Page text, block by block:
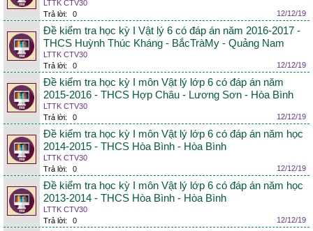
LTTK CTV30
Trả lời:
0 12/12/19
Đề kiểm tra học kỳ I Vật lý 6 có đáp án năm 2016-2017 -
THCS Huỳnh Thúc Kháng - BắcTràMy - Quảng Nam
LTTK CTV30
Trả lời:
0 12/12/19
Đề kiểm tra học kỳ I môn Vật lý lớp 6 có đáp án năm
2015-2016 - THCS Hợp Châu - Lương Sơn - Hòa Bình
LTTK CTV30
Trả lời:
0 12/12/19
Đề kiểm tra học kỳ I môn Vật lý lớp 6 có đáp án năm học
2014-2015 - THCS Hòa Bình - Hòa Bình
LTTK CTV30
Trả lời:
0 12/12/19
Đề kiểm tra học kỳ I môn Vật lý lớp 6 có đáp án năm học
2013-2014 - THCS Hòa Bình - Hòa Bình
LTTK CTV30
Trả lời:
0 12/12/19